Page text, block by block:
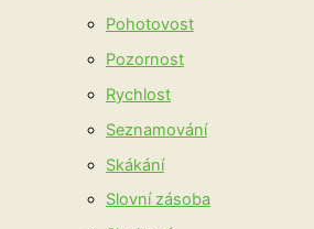
Pohotovost
Pozornost
Rychlost
Seznamování
Skákání
Slovní zásoba